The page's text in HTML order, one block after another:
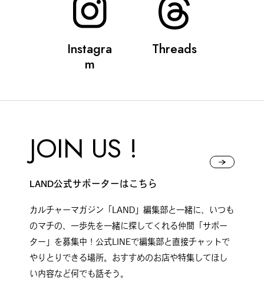
Instagra
m
Threads
JOIN US !
LAND公式サポーターはこちら
カルチャーマガジン「LAND」編集部と一緒に、いつも
のマチの、一歩先を一緒に探してくれる仲間「サポー
ター」を募集中！公式LINEで編集部と直接チャットで
やりとりできる場所。おすすめのお店や特集してほし
い内容など何でも話そう。